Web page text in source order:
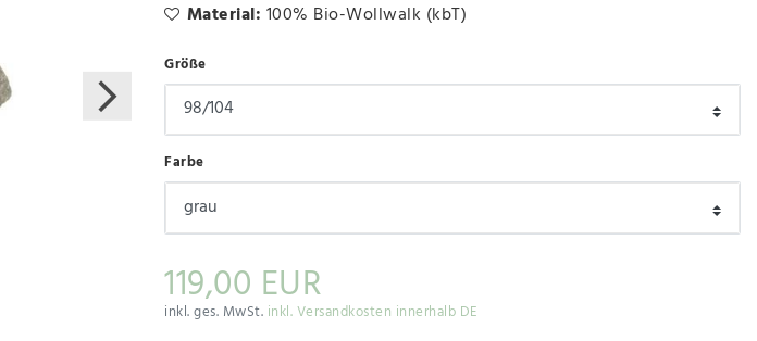
Material: 100% Bio-Wollwalk (kbT)
Größe
Farbe
119,00 EUR
inkl. ges. MwSt. inkl. Versandkosten innerhalb DE